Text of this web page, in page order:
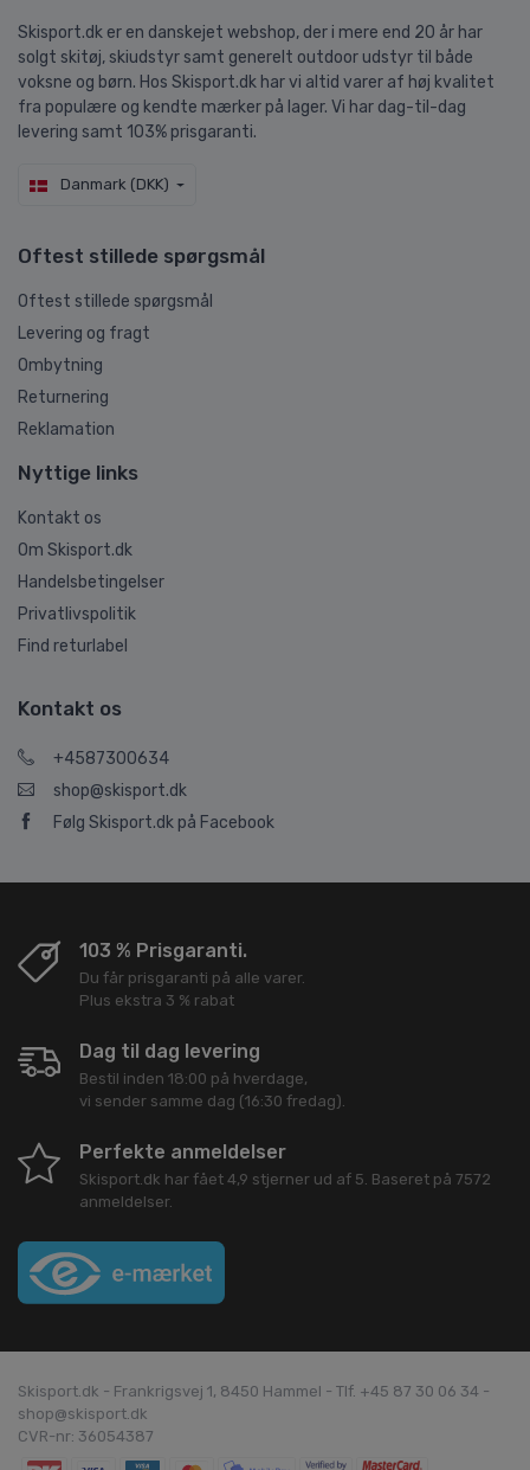
Skisport.dk er en danskejet webshop, der i mere end 20 år har
solgt skitøj, skiudstyr samt generelt outdoor udstyr til både
voksne og børn. Hos Skisport.dk har vi altid varer af høj kvalitet
fra populære og kendte mærker på lager. Vi har dag-til-dag
levering samt 103% prisgaranti.
Danmark (DKK)
Oftest stillede spørgsmål
Oftest stillede spørgsmål
Levering og fragt
Ombytning
Returnering
Reklamation
Nyttige links
Kontakt os
Om Skisport.dk
Handelsbetingelser
Privatlivspolitik
Find returlabel
Kontakt os
+4587300634
shop@skisport.dk
Følg Skisport.dk på Facebook
103 % Prisgaranti.
Du får prisgaranti på alle varer.
Plus ekstra 3 % rabat
Dag til dag levering
Bestil inden 18:00 på hverdage,
vi sender samme dag (16:30 fredag).
Perfekte anmeldelser
Skisport.dk har fået 4,9 stjerner ud af 5. Baseret på 7572
anmeldelser.
Skisport.dk - Frankrigsvej 1, 8450 Hammel - Tlf. +45 87 30 06 34 -
shop@skisport.dk
CVR-nr: 36054387